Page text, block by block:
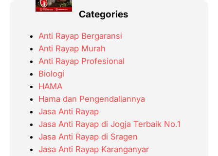
Categories
Anti Rayap Bergaransi
Anti Rayap Murah
Anti Rayap Profesional
Biologi
HAMA
Hama dan Pengendaliannya
Jasa Anti Rayap
Jasa Anti Rayap di Jogja Terbaik No.1
Jasa Anti Rayap di Sragen
Jasa Anti Rayap Karanganyar